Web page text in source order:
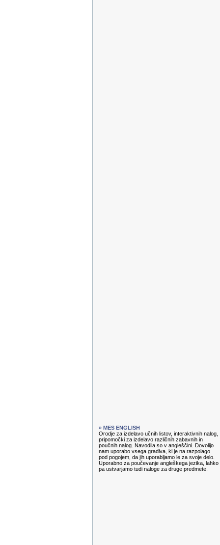
» MES ENGLISH
Orodje za izdelavo učnih listov, interaktivnih nalog,
pripomočki za izdelavo različnih zabavnih in
poučnih nalog. Navodila so v angleščini. Dovolijo
nam uporabo vsega gradiva, ki je na razpolago
pod pogojem, da jih uporabljamo le za svoje delo.
Uporabno za poučevanje angleškega jezika, lahko
pa ustvarjamo tudi naloge za druge predmete.